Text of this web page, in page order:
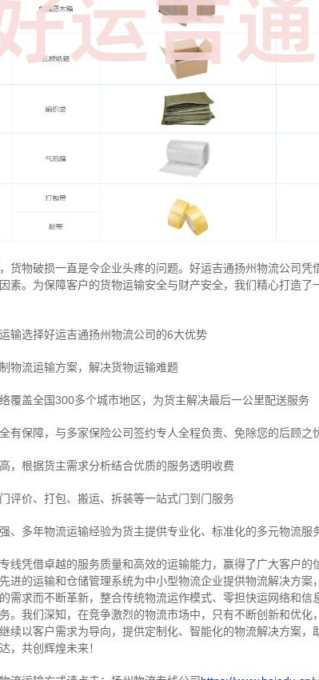
货物破损一直是令企业头疼的问题。好运吉通扬州物流公司
素。为保障客户的货物运输安全与财产安全，我们精心打造
输选择好运吉通扬州物流公司的6大优势
物流运输方案，解决货物运输难题
覆盖全国300多个城市地区，为货主解决最后一公里配送服务
有保障，与多家保险公司签约专人全程负责、免除您的后顾之
，根据货主需求分析结合优质的服务透明收费
评价、打包、搬运、拆装等一站式门到门服务
、多年物流运输经验为货主提供专业化、标准化的多元物流服
线凭借卓越的服务质量和高效的运输能力，赢得了广大客户的
进的运输和仓储管理系统为中小型物流企业提供物流解决方
需求而不断革新，整合传统物流运作模式、零担快运网络和
。 我们深知，在竞争激烈的物流市场中，只有不断创新和优化
续以客户需求为导向，提供定制化、智能化的物流解决方案
，共创辉煌未来！